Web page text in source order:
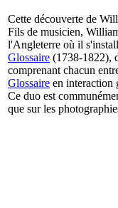
Cette découverte de
Fils de musicien,
l'Angleterre où il
Glossaire (1738-1822),
comprenant chacun
Glossaire en interaction
Ce duo est
que sur les